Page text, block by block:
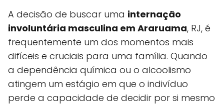
A decisão de buscar uma internação
involuntária masculina em Araruama, RJ, é
frequentemente um dos momentos mais
difíceis e cruciais para uma família. Quando
a dependência química ou o alcoolismo
atingem um estágio em que o indivíduo
perde a capacidade de decidir por si mesmo